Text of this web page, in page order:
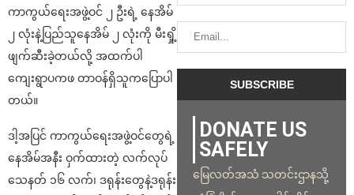
ကာကွယ်ရေးအဖွဲ့ဝင် ၂ ဦးရဲ့ နေအိမ်
၂ လုံးနဲ့ပြည်သူနေအိမ် ၂ လုံးကို မီးရှို့
ဖျက်ဆီးခဲ့တယ်လို့ အထက်ပါ
ကျေးရွာပကဖ တာဝန်ရှိသူကပြောပါ
တယ်။
ဒါ့အပြင် ကာကွယ်ရေးအဖွဲ့ဝင်တွေရဲ့
နေအိမ်အနီး ဝှက်ထားတဲ့ လက်လုပ်
သေနတ် ၁၆ လက်၊ ဒရုန်းတွေနဲ့ဒရုန်း
DONATE US
SAFELY
မြေလတ်အသံ သတင်းဌာနသို့